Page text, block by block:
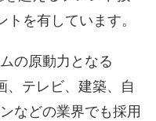
を有しています。
の原動力となる
テレビ、建築、自
などの業界でも採用